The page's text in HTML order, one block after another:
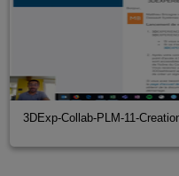
3DExp-Collab-PLM-11-